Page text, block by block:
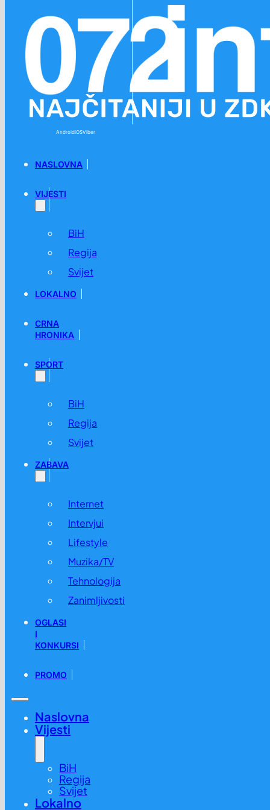
AndroidiOSViber
NASLOVNA
VIJESTI
BiH
Regija
Svijet
LOKALNO
CRNA
HRONIKA
SPORT
BiH
Regija
Svijet
ZABAVA
Internet
Intervjui
Lifestyle
Muzika/TV
Tehnologija
Zanimljivosti
OGLASI
I
KONKURSI
PROMO
Naslovna
Vijesti
BiH
Regija
Svijet
Lokalno